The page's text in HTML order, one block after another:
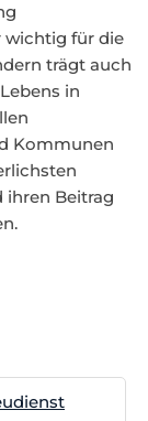
wichtig für die
trägt auch
in
Kommunen
Beitrag